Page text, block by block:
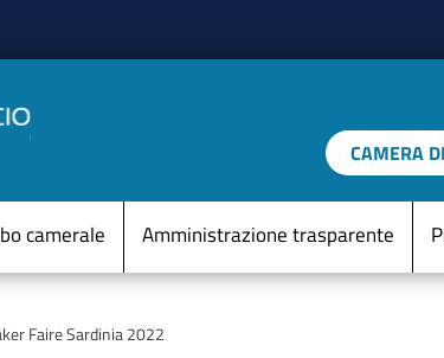
CAMERA
Menu Statico
camerale Amministrazione trasparente
Faire Sardinia 2022